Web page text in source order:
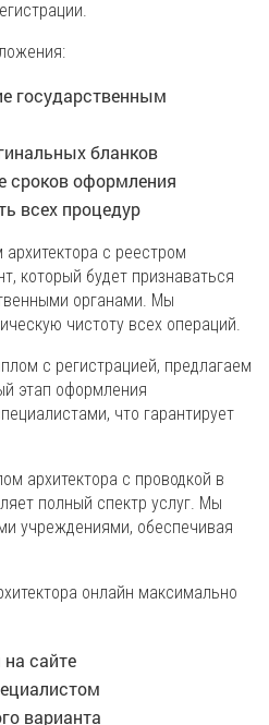
государственным
бланков
сроков оформления
всех процедур
с реестром
который будет признаваться
органами. Мы
чистоту всех операций.
с регистрацией, предлагаем
этап оформления
что гарантирует
архитектора с проводкой в
полный спектр услуг. Мы
учреждениями, обеспечивая
онлайн максимально
сайте
варианта